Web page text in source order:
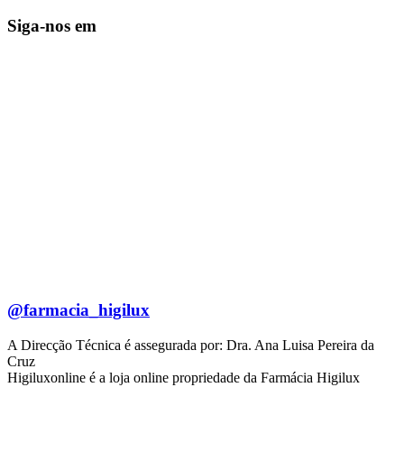
Siga-nos em
@farmacia_higilux
A Direcção Técnica é assegurada por: Dra. Ana Luisa Pereira da
Cruz
Higiluxonline é a loja online propriedade da Farmácia Higilux